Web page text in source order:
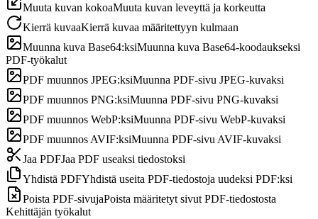
Muuta kuvan kokoaMuuta kuvan leveyttä ja korkeutta
Kierrä kuvaaKierrä kuvaa määritettyyn kulmaan
Muunna kuva Base64:ksiMuunna kuva Base64-koodaukseksi
PDF-työkalut
PDF muunnos JPEG:ksiMuunna PDF-sivu JPEG-kuvaksi
PDF muunnos PNG:ksiMuunna PDF-sivu PNG-kuvaksi
PDF muunnos WebP:ksiMuunna PDF-sivu WebP-kuvaksi
PDF muunnos AVIF:ksiMuunna PDF-sivu AVIF-kuvaksi
Jaa PDFJaa PDF useaksi tiedostoksi
Yhdistä PDFYhdistä useita PDF-tiedostoja uudeksi PDF:ksi
Poista PDF-sivujaPoista määritetyt sivut PDF-tiedostosta
Kehittäjän työkalut